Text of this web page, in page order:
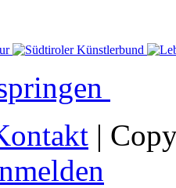
|